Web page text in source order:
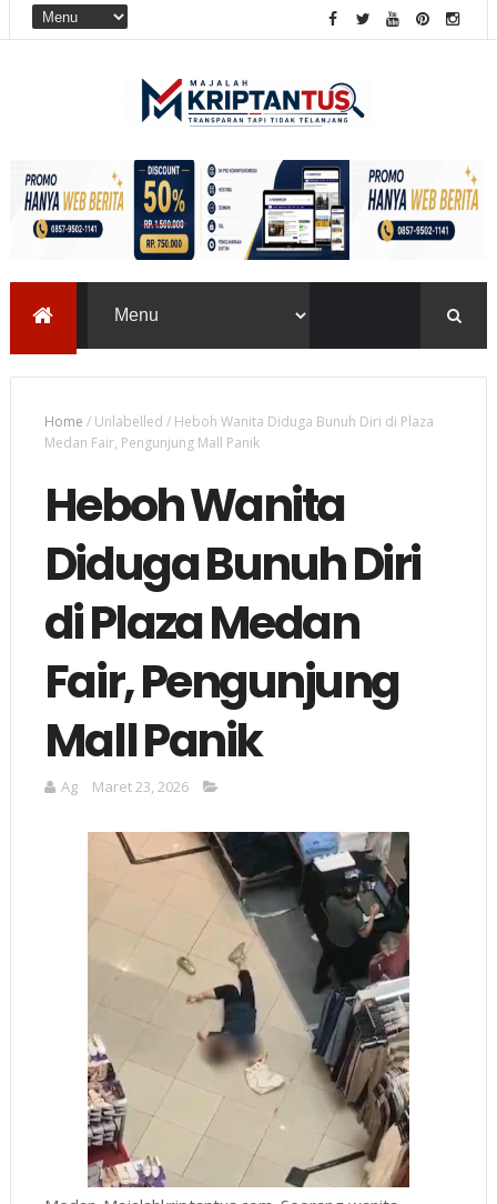
Home /Unlabelled / Heboh Wanita Diduga Bunuh Diri di Plaza
Medan Fair, Pengunjung Mall Panik
Heboh Wanita
Diduga Bunuh Diri
di Plaza Medan
Fair, Pengunjung
Mall Panik
Ag Maret 23, 2026